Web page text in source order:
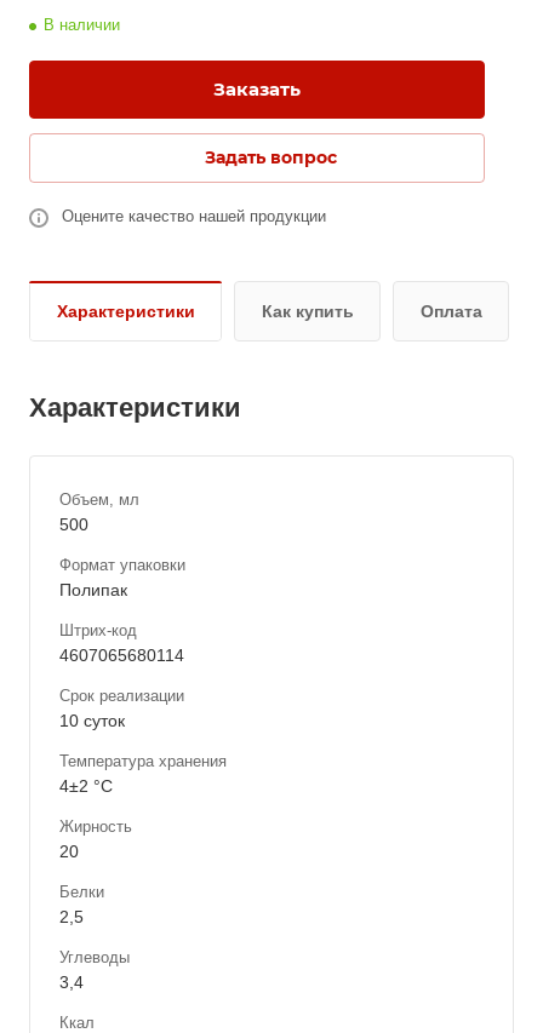
В наличии
Заказать
Задать вопрос
Оцените качество нашей продукции
Характеристики Как купить Оплата
Характеристики
Объем, мл
500
Формат упаковки
Полипак
Штрих-код
4607065680114
Срок реализации
10 суток
Температура хранения
4±2 °С
Жирность
20
Белки
2,5
Углеводы
3,4
Ккал